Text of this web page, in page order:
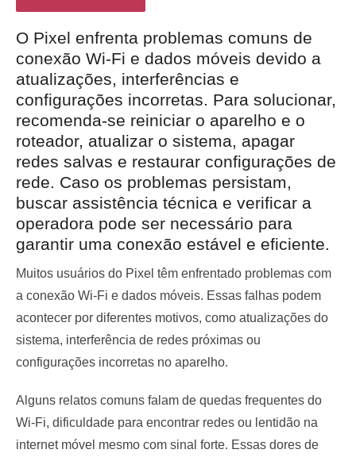
O Pixel enfrenta problemas comuns de
conexão Wi-Fi e dados móveis devido a
atualizações, interferências e
configurações incorretas. Para solucionar,
recomenda-se reiniciar o aparelho e o
roteador, atualizar o sistema, apagar
redes salvas e restaurar configurações de
rede. Caso os problemas persistam,
buscar assistência técnica e verificar a
operadora pode ser necessário para
garantir uma conexão estável e eficiente.
Muitos usuários do Pixel têm enfrentado problemas com
a conexão Wi-Fi e dados móveis. Essas falhas podem
acontecer por diferentes motivos, como atualizações do
sistema, interferência de redes próximas ou
configurações incorretas no aparelho.
Alguns relatos comuns falam de quedas frequentes do
Wi-Fi, dificuldade para encontrar redes ou lentidão na
internet móvel mesmo com sinal forte. Essas dores de